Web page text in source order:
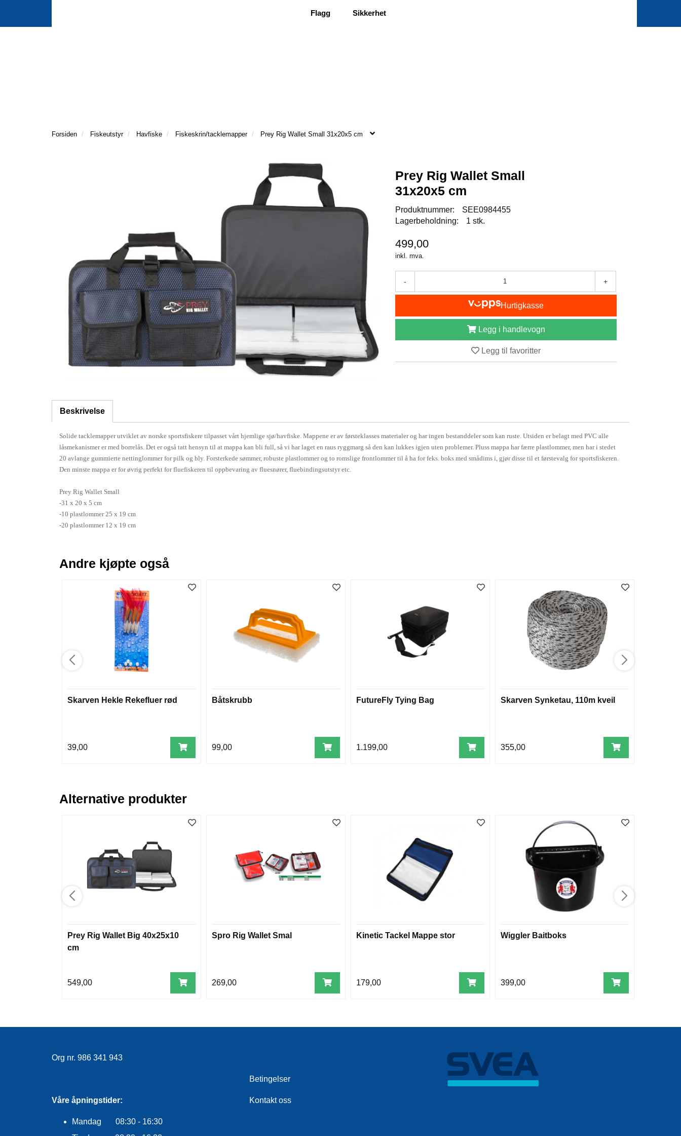
Flagg Sikkerhet
Forsiden Fiskeutstyr Havfiske Fiskeskrin/tacklemapper Prey Rig Wallet Small 31x20x5 cm
Prey Rig Wallet Small
31x20x5 cm
Produktnummer:
SEE0984455
Lagerbeholdning:
1 stk.
499,00
inkl. mva.
- +
Hurtigkasse
Legg i handlevogn
Legg til favoritter
Beskrivelse
Solide tacklemapper utviklet av norske sportsfiskere tilpasset vårt hjemlige sjø/havfiske. Mappene er av førsteklasses materialer og har ingen bestanddeler som kan ruste. Utsiden er belagt med PVC alle
låsmekanismer er med borrelås. Det er også tatt hensyn til at mappa kan bli full, så vi har laget en raus ryggmarg så den kan lukkes igjen uten problemer. Pluss mappa har færre plastlommer, men har i stedet
20 avlange gummierte nettinglommer for pilk og bly. Forsterkede sømmer, robuste plastlommer og to romslige frontlommer til å ha for feks. boks med smådims i, gjør disse til et førstevalg for sportsfiskeren.
Den minste mappa er for øvrig perfekt for fluefiskeren til oppbevaring av fluesnører, fluebindingsutstyr etc.
Prey Rig Wallet Small
-31 x 20 x 5 cm
-10 plastlommer 25 x 19 cm
-20 plastlommer 12 x 19 cm
Andre kjøpte også
Skarven Hekle Rekefluer rød
39,00
Båtskrubb
99,00
FutureFly Tying Bag
1.199,00
Skarven Synketau, 110m kveil
355,00
Alternative produkter
Prey Rig Wallet Big 40x25x10
cm
549,00
Spro Rig Wallet Smal
269,00
Kinetic Tackel Mappe stor
179,00
Wiggler Baitboks
399,00
Org nr. 986 341 943
Våre åpningstider:
Mandag 08:30 - 16:30
Betingelser
Kontakt oss